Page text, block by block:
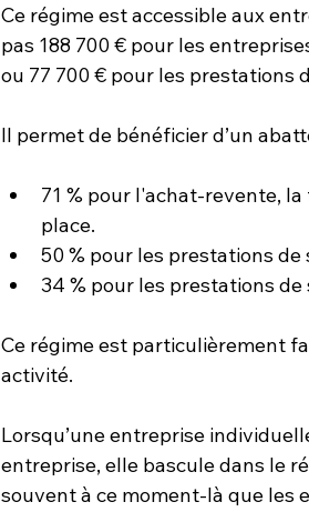
Ce régime est accessible aux
pas 188 700 € pour les
ou 77 700 € pour les prestations
Il permet de bénéficier d’un
71 % pour l'achat-revente,
place.
50 % pour les prestations
34 % pour les prestations
Ce régime est particulièrement
activité.
Lorsqu’une entreprise
entreprise, elle bascule dans le
souvent à ce moment-là que les